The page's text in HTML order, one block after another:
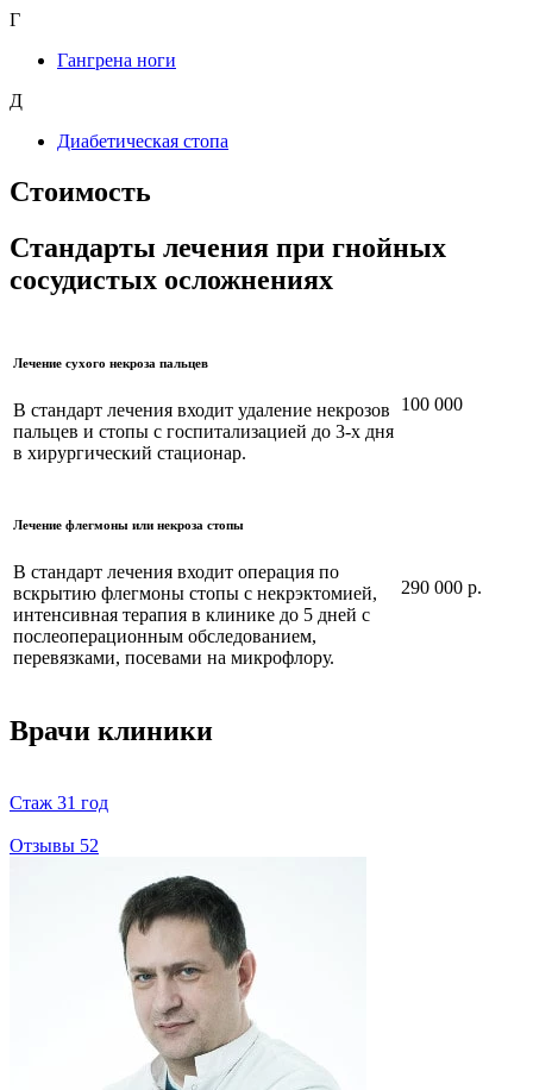
Г
Гангрена ноги
Д
Диабетическая стопа
Стоимость
Стандарты лечения при гнойных
сосудистых осложнениях
Лечение сухого некроза пальцев
В стандарт лечения входит удаление некрозов
пальцев и стопы с госпитализацией до 3-х дня
в хирургический стационар.
100 000
Лечение флегмоны или некроза стопы
В стандарт лечения входит операция по
вскрытию флегмоны стопы с некрэктомией,
интенсивная терапия в клинике до 5 дней с
послеоперационным обследованием,
перевязками, посевами на микрофлору.
290 000 р.
Врачи клиники
Стаж 31 год
Отзывы 52